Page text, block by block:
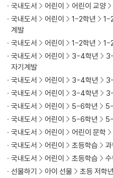
국내도서
어린이 어린이 교양
국내도서
어린이 1-2학년 1-
계발
국내도서
어린이 1-2학년 1-
국내도서
어린이 3-4학년
자기계발
국내도서
어린이 3-4학년
국내도서
어린이 3-4학년
국내도서
어린이 5-6학년
국내도서
어린이 5-6학년
국내도서
어린이 어린이 문학
국내도서
어린이 초등학습
국내도서
어린이 초등학습
선물하기
아이 선물
초등 저학년